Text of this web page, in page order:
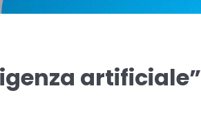
artificiale”